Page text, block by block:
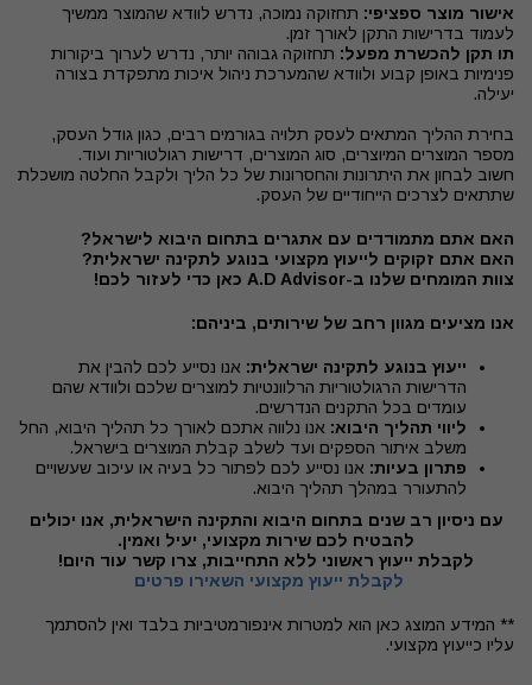
אישור מוצר ספציפי: תחזוקה נמוכה, נדרש לוודא שהמוצר ממשיך
לעמוד בדרישות התקן לאורך זמן.
תו תקן להכשרת מפעל: תחזוקה גבוהה יותר, נדרש לערוך ביקורות
פנימיות באופן קבוע ולוודא שהמערכת ניהול איכות מתפקדת בצורה
יעילה.
בחירת ההליך המתאים לעסק תלויה בגורמים רבים, כגון גודל העסק,
מספר המוצרים המיוצרים, סוג המוצרים, דרישות רגולטוריות ועוד.
חשוב לבחון את היתרונות והחסרונות של כל הליך ולקבל החלטה מושכלת
שתתאים לצרכים הייחודיים של העסק.
האם אתם מתמודדים עם אתגרים בתחום היבוא לישראל?
האם אתם זקוקים לייעוץ מקצועי בנוגע לתקינה ישראלית?
צוות המומחים שלנו ב-A.D Advisor
כאן כדי לעזור לכם!
אנו מציעים מגוון רחב של שירותים, ביניהם:
ייעוץ בנוגע לתקינה ישראלית: אנו נסייע לכם להבין את
הדרישות הרגולטוריות הרלוונטיות למוצרים שלכם ולוודא שהם
עומדים בכל התקנים הנדרשים.
ליווי תהליך היבוא: אנו נלווה אתכם לאורך כל תהליך היבוא, החל
משלב איתור הספקים ועד לשלב קבלת המוצרים בישראל.
פתרון בעיות: אנו נסייע לכם לפתור כל בעיה או עיכוב שעשויים
להתעורר במהלך תהליך היבוא.
עם ניסיון רב שנים בתחום היבוא והתקינה הישראלית, אנו יכולים
להבטיח לכם שירות מקצועי, יעיל ואמין.
לקבלת ייעוץ ראשוני ללא התחייבות, צרו קשר עוד היום!
לקבלת ייעוץ מקצועי השאירו פרטים
** המידע המוצג כאן הוא למטרות אינפורמטיביות בלבד ואין להסתמך
עליו כייעוץ מקצועי.